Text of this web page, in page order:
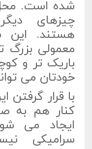
شده است.
چیزهای
هستند. این
معمولی بزرگ
باریک تر و
خودتان می
با قرار گرفتن
کنار هم به
ایجاد می
سرامیکی